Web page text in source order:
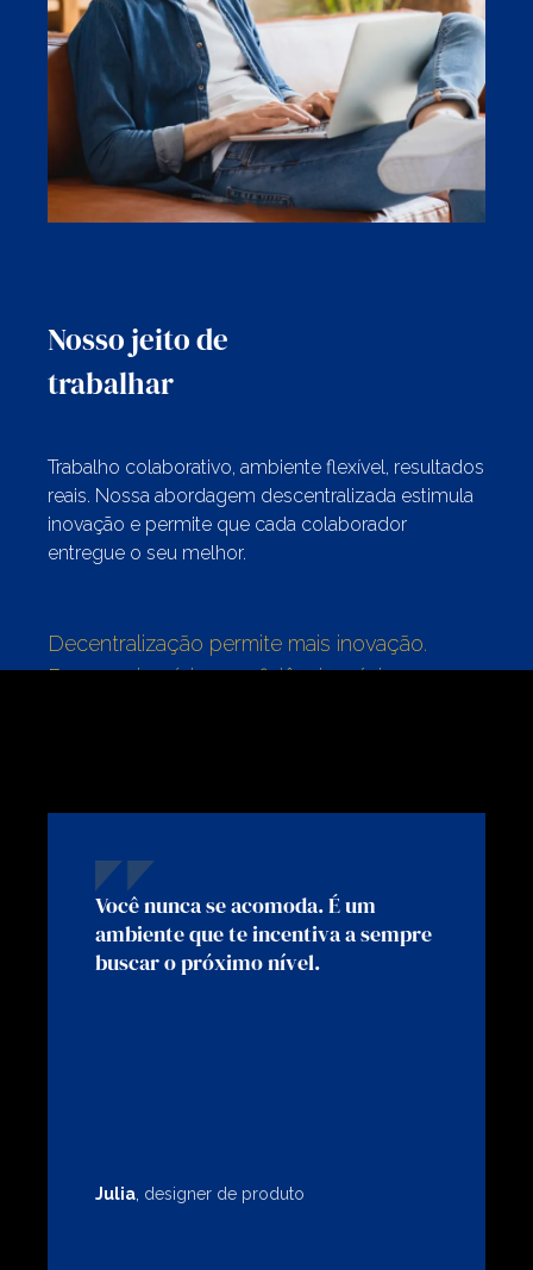
Nosso jeito de
trabalhar
Trabalho colaborativo, ambiente flexível, resultados
reais. Nossa abordagem descentralizada estimula
inovação e permite que cada colaborador
entregue o seu melhor.
Decentralização permite mais inovação.
Burocracia mínima e eficiência máxima.
Você nunca se acomoda. É um
ambiente que te incentiva a sempre
buscar o próximo nível.
Julia designer de produto